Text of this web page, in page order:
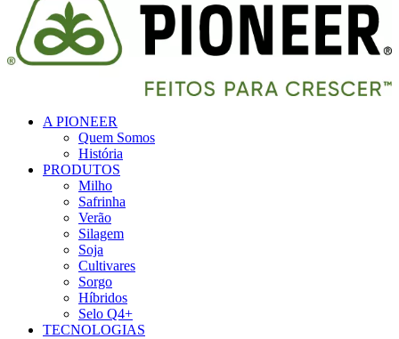
A PIONEER
Quem Somos
História
PRODUTOS
Milho
Safrinha
Verão
Silagem
Soja
Cultivares
Sorgo
Híbridos
Selo Q4+
TECNOLOGIAS